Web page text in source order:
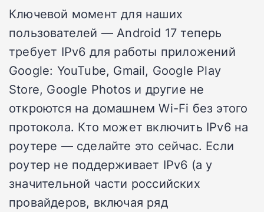
Ключевой момент для наших
пользователей — Android 17 теперь
требует IPv6 для работы приложений
Google: YouTube, Gmail, Google Play
Store, Google Photos и другие не
откроются на домашнем Wi-Fi без этого
протокола. Кто может включить IPv6 на
роутере — сделайте это сейчас. Если
роутер не поддерживает IPv6 (а у
значительной части российских
провайдеров, включая ряд